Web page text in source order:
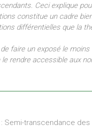
Ceci explique
constitue un cadre
différentielles que la
faire un exposé le moins
rendre accessible aux
: Semi-transcendance